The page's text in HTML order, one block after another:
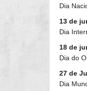
Dia
13 de
Dia
18 de
Dia do
27 de
Dia